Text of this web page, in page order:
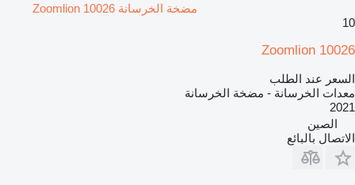
مضخة الخرسانة Zoomlion 10026
10
Zoomlion 10026
السعر عند الطلب
معدات الخرسانة - مضخة الخرسانة
2021
الصين
الاتصال بالبائع